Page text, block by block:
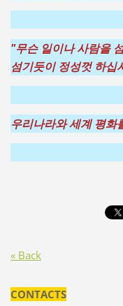
"무슨 일이나 사람을
섬기듯이 정성껏 하
우리나라와 세계 평화
« Back
CONTACTS